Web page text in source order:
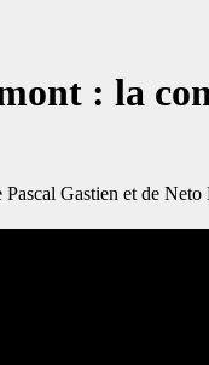
: la
Gastien et de